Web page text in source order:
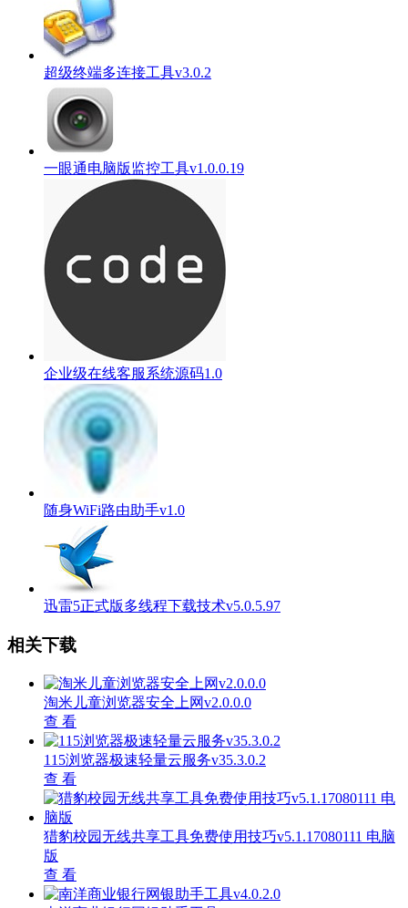
超级终端多连接工具v3.0.2
一眼通电脑版监控工具v1.0.0.19
企业级在线客服系统源码1.0
随身WiFi路由助手v1.0
迅雷5正式版多线程下载技术v5.0.5.97
相关下载
淘米儿童浏览器安全上网v2.0.0.0
查 看
115浏览器极速轻量云服务v35.3.0.2
查 看
猎豹校园无线共享工具免费使用技巧v5.1.17080111 电脑
版
查 看